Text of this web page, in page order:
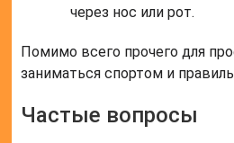
через нос или рот.
Помимо всего прочего для
заниматься спортом и
Частые вопросы